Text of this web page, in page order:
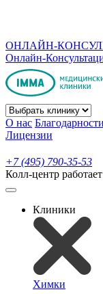
ОНЛАЙН-
Онлайн-
О нас Благодарности
Лицензии
+7 (495) 790-35-53
Колл-центр
Клиники
Химки